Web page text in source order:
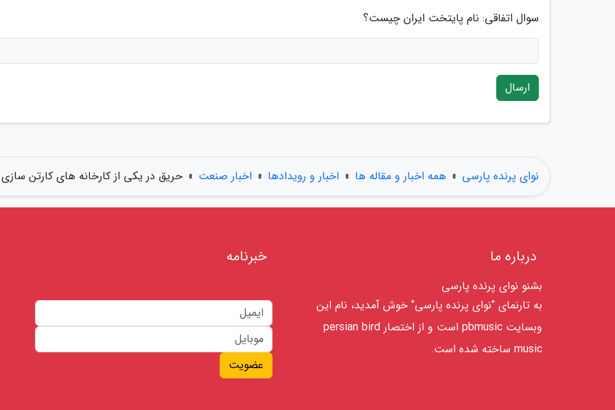
سوال اتفاقی: نام پایتخت ایران چیست؟
ارسال
نوای پرنده پارسی » همه اخبار و مقاله ها » اخبار و رویدادها » اخبار صنعت » حریق در یکی از کارخانه های کارتن
درباره ما
بشنو نوای پرنده پارسی
به تارنمای "نوای پرنده پارسی" خوش آمدید، نام این
وبسایت pbmusic است و از اختصار persian bird
music ساخته شده است.
خبرنامه
عضویت